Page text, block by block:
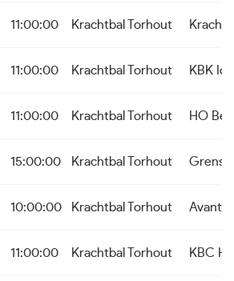
11:00:00 Krachtbal Torhout
11:00:00 Krachtbal Torhout KBK
11:00:00 Krachtbal Torhout HO
15:00:00 Krachtbal Torhout
10:00:00 Krachtbal Torhout Avanti
11:00:00 Krachtbal Torhout KBC